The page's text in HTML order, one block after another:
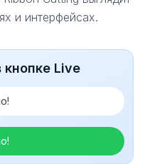
и интерфейсах.
кнопке Live